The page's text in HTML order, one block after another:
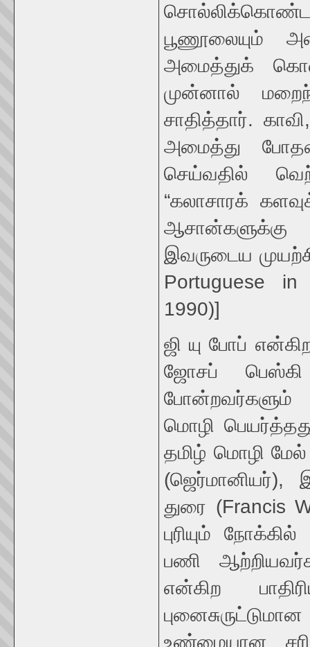
பூணூலையும்
அமைத்துக்
முன்னால்
சாதித்தார்.
அமைத்து
செய்வதில்
“கலாசாரக்
இவருடைய
Portuguese
1990)]
ஜி யு போப்
ஜோசப் பெஸ்கி
போன்றவர்களும்
மொழி
தமிழ் மொழி
(ஜெர்மானியர்),
துரை (Francis
புரியும்
பணி
என்கிற
உண்மையான